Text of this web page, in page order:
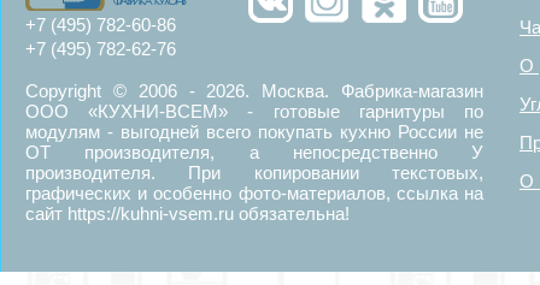
+7 (495) 782-60-86
+7 (495) 782-62-76
Copyright © 2006 - 2026. Москва. Фабрика-магазин
ООО «КУХНИ-ВСЕМ» - готовые гарнитуры по
модулям - выгодней всего покупать кухню России не
ОТ производителя, а непосредственно У
производителя. При копировании текстовых,
графических и особенно фото-материалов, ссылка на
сайт https://kuhni-vsem.ru обязательна!
О
О